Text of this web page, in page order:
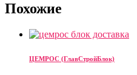
Похожие
ЦЕМРОС (ГлавСтройБлок)